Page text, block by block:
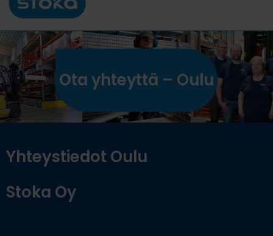
Ota yhteyttä – Oulu
Yhteystiedot Oulu
Stoka Oy